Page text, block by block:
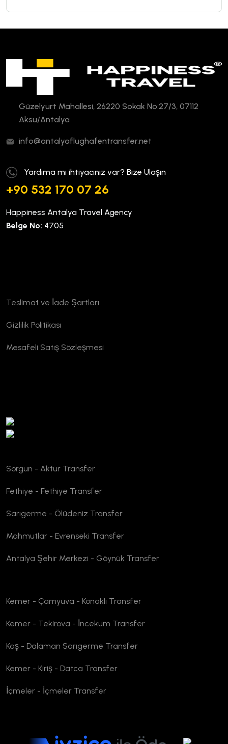
Güzelyurt Mahallesi, 26220 Sokak No:27/3, 07112
Aksu/Antalya
info@antalyaflughafentransfer.net
Yardıma mı ihtiyacınız var? Bize Ulaşın
+90 532 170 07 26
Happiness Antalya Travel Agency
Belge No: 4705
Teslimat ve İade Şartları
Gizlilik Politikası
Mesafeli Satış Sözleşmesi
Sorgun - Aktur Transfer
Fethiye - Fethiye Transfer
Sarıgerme - Ölüdeniz Transfer
Mahmutlar - Evrenseki Transfer
Antalya Şehir Merkezi - Göynük Transfer
Kemer - Çamyuva - Konaklı Transfer
Kemer - Tekirova - İncekum Transfer
Kaş - Dalaman Sarıgerme Transfer
Kemer - Kiriş - Datca Transfer
İçmeler - İçmeler Transfer